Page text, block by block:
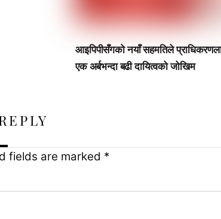
आइपिपीसँगको नयाँ सहमतिले
एक अर्बभन्दा बढी दायित्वको जोखिम
fields are marked *